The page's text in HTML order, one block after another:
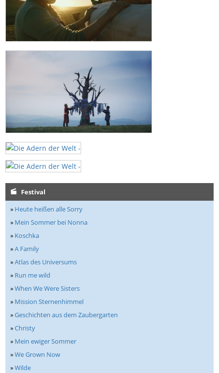
Festival
» Heute heißen alle Sorry
» Mein Sommer bei Nonna
» Koschka
»A Family
»Atlas des Universums
» Run me wild
»When We Were Sisters
» Mission Sternenhimmel
»Geschichten aus dem Zaubergarten
»Christy
» Mein ewiger Sommer
»We Grown Now
»Wilde